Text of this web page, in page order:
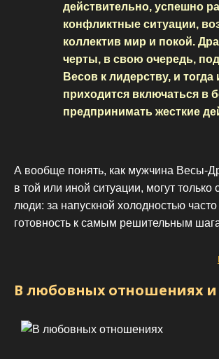
действительно, успешно
конфликтные ситуации,
коллектив мир и покой.
черты, в свою очередь,
Весов к лидерству, и
приходится включаться в
предпринимать жесткие
А вообще понять, как мужчина Весы-
в той или иной ситуации, могут только
люди: за напускной холодностью
готовность к самым решительным
В любовных отношениях и